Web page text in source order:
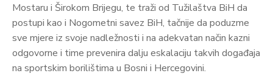
Mostaru i Širokom Brijegu, te traži od Tužilaštva BiH da
postupi kao i Nogometni savez BiH, tačnije da poduzme
sve mjere iz svoje nadležnosti i na adekvatan način kazni
odgovorne i time prevenira dalju eskalaciju takvih događaja
na sportskim borilištima u Bosni i Hercegovini.